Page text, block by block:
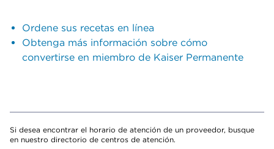
Ordene sus recetas en línea
Obtenga más información sobre cómo
convertirse en miembro de Kaiser Permanente
Si desea encontrar el horario de atención de un proveedor, busque
en nuestro directorio de centros de atención.